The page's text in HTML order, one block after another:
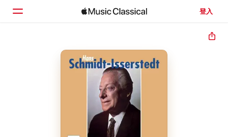
登入